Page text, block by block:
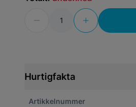
Hurtigfakta
Artikkelnummer